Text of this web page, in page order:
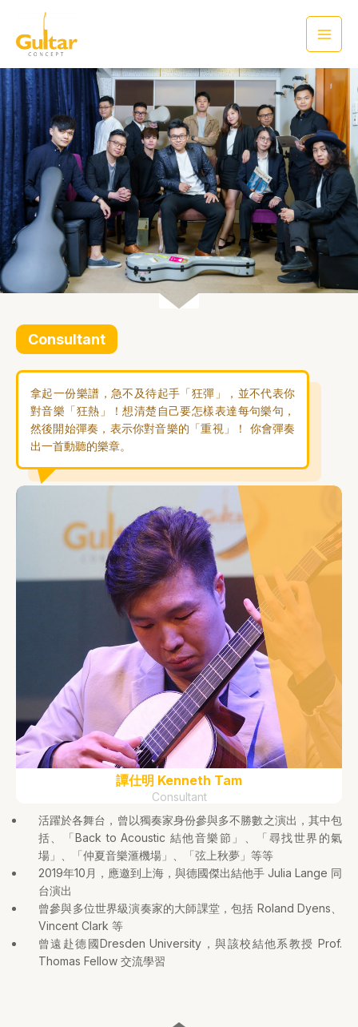
Consultant
拿起一份樂譜，急不及待起手「狂彈」，並不代表你
對音樂「狂熱」！想清楚自己要怎樣表達每句樂句，
然後開始彈奏，表示你對音樂的「重視」！ 你會彈奏
出一首動聽的樂章。
譚仕明 Kenneth Tam
Consultant
活躍於各舞台，曾以獨奏家身份參與多不勝數之演出，其中包
括、「Back to Acoustic 結他音樂節」、「尋找世界的氣
場」、「仲夏音樂滙機場」、「弦上秋夢」等等
2019年10月，應邀到上海，與德國傑出結他手 Julia Lange 同
台演出
曾參與多位世界級演奏家的大師課堂，包括 Roland Dyens、
Vincent Clark 等
曾遠赴德國Dresden University，與該校結他系教授 Prof.
Thomas Fellow 交流學習